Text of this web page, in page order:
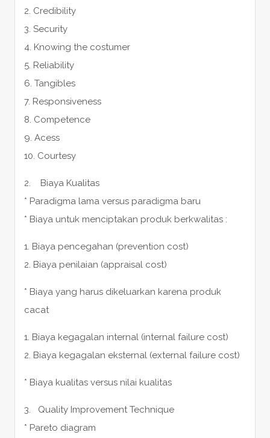
2. Credibility
3. Security
4. Knowing the costumer
5. Reliability
6. Tangibles
7. Responsiveness
8. Competence
9. Acess
10. Courtesy
2. Biaya Kualitas
* Paradigma lama versus paradigma baru
* Biaya untuk menciptakan produk berkwalitas :
1. Biaya pencegahan (prevention cost)
2. Biaya penilaian (appraisal cost)
* Biaya yang harus dikeluarkan karena produk
cacat
1. Biaya kegagalan internal (internal failure cost)
2. Biaya kegagalan eksternal (external failure cost)
* Biaya kualitas versus nilai kualitas
3. Quality Improvement Technique
* Pareto diagram